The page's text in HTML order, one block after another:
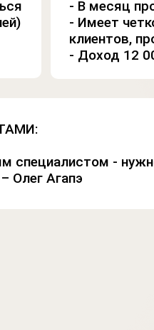
специалистом -
Олег Агапэ
- В месяц
- Имеет
клиентов,
- Доход 12